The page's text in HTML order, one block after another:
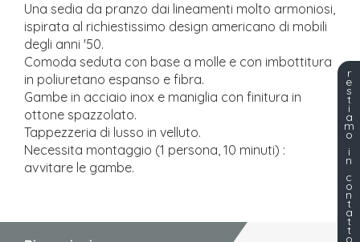
Una sedia da pranzo dai lineamenti molto armoniosi,
ispirata al richiestissimo design americano di mobili
degli anni '50.
Comoda seduta con base a molle e con imbottitura
in poliuretano espanso e fibra.
Gambe in acciaio inox e maniglia con finitura in
ottone spazzolato.
Tappezzeria di lusso in velluto.
Necessita montaggio (1 persona, 10 minuti) :
avvitare le gambe.
r
e
s
t
i
a
m
o
i
n
c
o
n
t
a
t
t
o